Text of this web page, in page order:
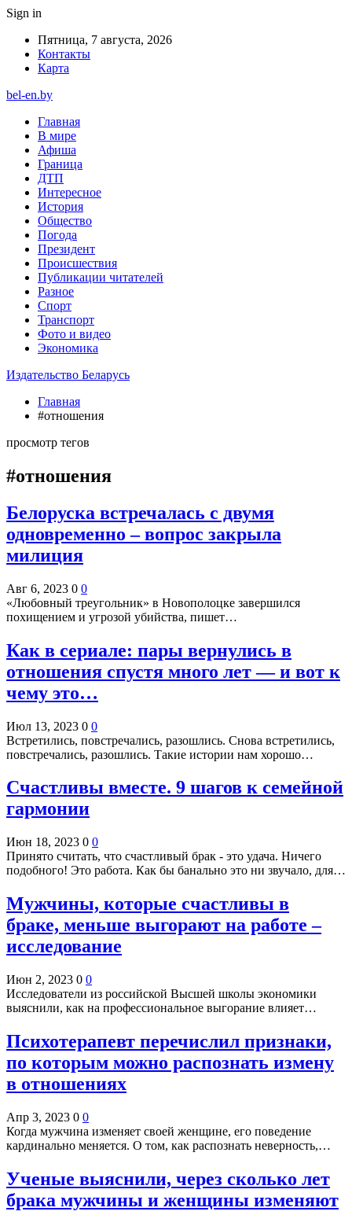
Sign in
Пятница, 7 августа, 2026
Контакты
Карта
bel-en.by
Главная
В мире
Афиша
Граница
ДТП
Интересное
История
Общество
Погода
Президент
Происшествия
Публикации читателей
Разное
Спорт
Транспорт
Фото и видео
Экономика
Издательство Беларусь
Главная
#отношения
просмотр тегов
#отношения
Белоруска встречалась с двумя
одновременно – вопрос закрыла
милиция
Авг 6, 2023 0 0
«Любовный треугольник» в Новополоцке завершился
похищением и угрозой убийства, пишет…
Как в сериале: пары вернулись в
отношения спустя много лет — и вот к
чему это…
Июл 13, 2023 0 0
Встретились, повстречались, разошлись. Снова встретились,
повстречались, разошлись. Такие истории нам хорошо…
Cчастливы вместе. 9 шагов к семейной
гармонии
Июн 18, 2023 0 0
Принято считать, что счастливый брак - это удача. Ничего
подобного! Это работа. Как бы банально это ни звучало, для…
Мужчины, которые счастливы в
браке, меньше выгорают на работе –
исследование
Июн 2, 2023 0 0
Исследователи из российской Высшей школы экономики
выяснили, как на профессиональное выгорание влияет…
Психотерапевт перечислил признаки,
по которым можно распознать измену
в отношениях
Апр 3, 2023 0 0
Когда мужчина изменяет своей женщине, его поведение
кардинально меняется. О том, как распознать неверность,…
Ученые выяснили, через сколько лет
брака мужчины и женщины изменяют